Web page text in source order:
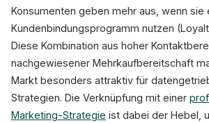
Konsumenten geben mehr aus, wenn sie
Kundenbindungsprogramm nutzen
Diese Kombination aus hoher
nachgewiesener Mehrkaufbereitschaft
Markt besonders attraktiv für
Strategien. Die Verknüpfung mit einer
Marketing-Strategie ist dabei der Hebel,